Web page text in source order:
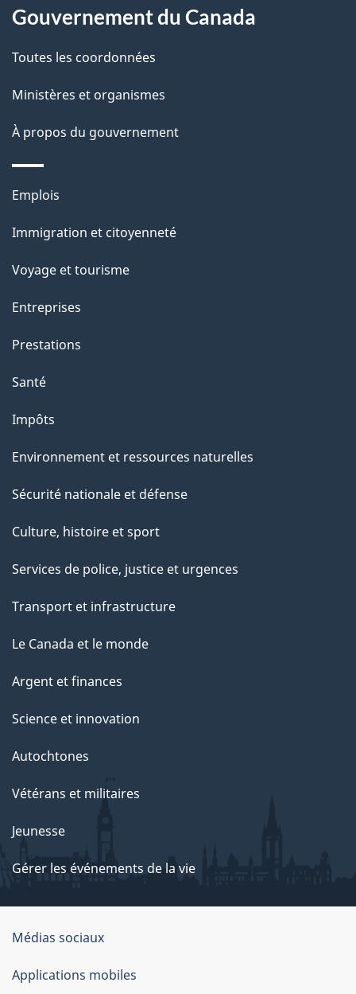
l
a
p
a
g
e
Gouvernement du Canada
Toutes les coordonnées
Ministères et organismes
À propos du gouvernement
Thèmes
sujets
Emplois
Immigration et citoyenneté
Voyage et tourisme
Entreprises
Prestations
Santé
Impôts
Environnement et ressources naturelles
Sécurité nationale et défense
Culture, histoire et sport
Services de police, justice et urgences
Transport et infrastructure
Le Canada et le monde
Argent et finances
Science et innovation
Autochtones
Vétérans et militaires
Jeunesse
Gérer les événements de la vie
Organisation
du
Médias sociaux
Applications mobiles